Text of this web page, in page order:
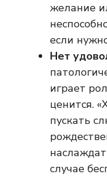
желание
если
Нет
играет
ценится.
пускать
случае